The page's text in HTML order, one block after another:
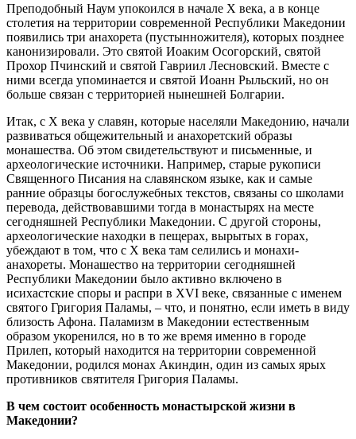
Преподобный Наум упокоился в начале X века, а в конце
столетия на территории современной Республики Македонии
появились три анахорета (пустынножителя), которых позднее
канонизировали. Это святой Иоаким Осогорский, святой
Прохор Пчинский и святой Гавриил Лесновский. Вместе с
ними всегда упоминается и святой Иоанн Рыльский, но он
больше связан с территорией нынешней Болгарии.
Итак, с X века у славян, которые населяли Македонию, начали
развиваться общежительный и анахоретский образы
монашества. Об этом свидетельствуют и письменные, и
археологические источники. Например, старые рукописи
Священного Писания на славянском языке, как и самые
ранние образцы богослужебных текстов, связаны со школами
перевода, действовавшими тогда в монастырях на месте
сегодняшней Республики Македонии. С другой стороны,
археологические находки в пещерах, вырытых в горах,
убеждают в том, что с X века там селились и монахи-
анахореты. Монашество на территории сегодняшней
Республики Македонии было активно включено в
исихастские споры и распри в XVI веке, связанные с именем
святого Григория Паламы, – что, и понятно, если иметь в виду
близость Афона. Паламизм в Македонии естественным
образом укоренился, но в то же время именно в городе
Прилеп, который находится на территории современной
Македонии, родился монах Акиндин, один из самых ярых
противников святителя Григория Паламы.
В чем состоит особенность монастырской жизни в
Македонии?